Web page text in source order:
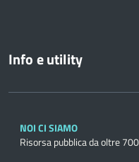
Info e utility
NOI CI SIAMO
Risorsa pubblica da oltre